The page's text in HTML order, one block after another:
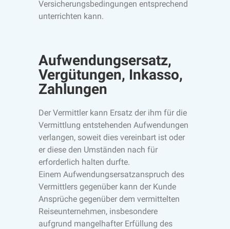
Versicherungsbedingungen entsprechend
unterrichten kann.
Aufwendungsersatz,
Vergütungen, Inkasso,
Zahlungen
Der Vermittler kann Ersatz der ihm für die
Vermittlung entstehenden Aufwendungen
verlangen, soweit dies vereinbart ist oder
er diese den Umständen nach für
erforderlich halten durfte.
Einem Aufwendungsersatzanspruch des
Vermittlers gegenüber kann der Kunde
Ansprüche gegenüber dem vermittelten
Reiseunternehmen, insbesondere
aufgrund mangelhafter Erfüllung des